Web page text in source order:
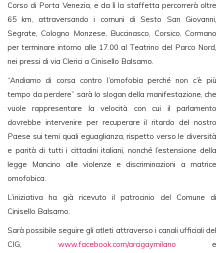
Corso di Porta Venezia, e da lì la staffetta percorrerà oltre
65 km, attraversando i comuni di Sesto San Giovanni,
Segrate, Cologno Monzese, Buccinasco, Corsico, Cormano
per terminare intorno alle 17.00 al Teatrino del Parco Nord,
nei pressi di via Clerici a Cinisello Balsamo.
“Andiamo di corsa contro l’omofobia perché non c’è più
tempo da perdere” sarà lo slogan della manifestazione, che
vuole rappresentare la velocità con cui il parlamento
dovrebbe intervenire per recuperare il ritardo del nostro
Paese sui temi quali eguaglianza, rispetto verso le diversità
e parità di tutti i cittadini italiani, nonché l’estensione della
legge Mancino alle violenze e discriminazioni a matrice
omofobica.
L’iniziativa ha già ricevuto il patrocinio del Comune di
Cinisello Balsamo.
Sarà possibile seguire gli atleti attraverso i canali ufficiali del
CIG, www.facebook.com/arcigaymilano e